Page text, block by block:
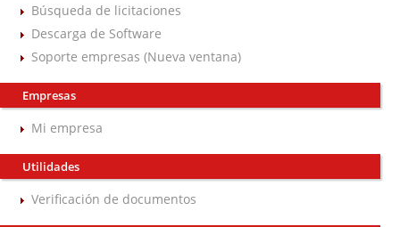
Búsqueda de licitaciones
Descarga de Software
Soporte empresas (Nueva ventana)
Empresas
Mi empresa
Utilidades
Verificación de documentos